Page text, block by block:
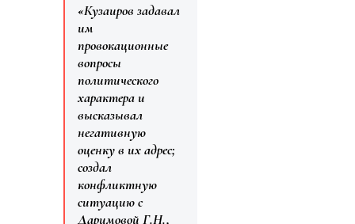
«Кузаиров задавал
им
провокационные
вопросы
политического
характера и
высказывал
негативную
оценку в их адрес;
создал
конфликтную
ситуацию с
Даримовой Г.Н.,